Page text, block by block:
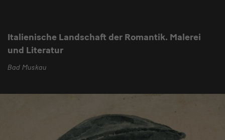
Italienische Landschaft der Romantik. Malerei
und Literatur
Bad Muskau